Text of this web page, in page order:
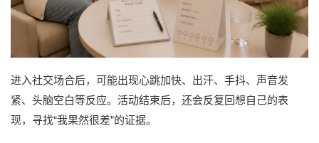
进入社交场合后，可能出现心跳加快、出汗、手抖、声音发
紧、头脑空白等反应。活动结束后，还会反复回想自己的表
现，寻找“我果然很差”的证据。